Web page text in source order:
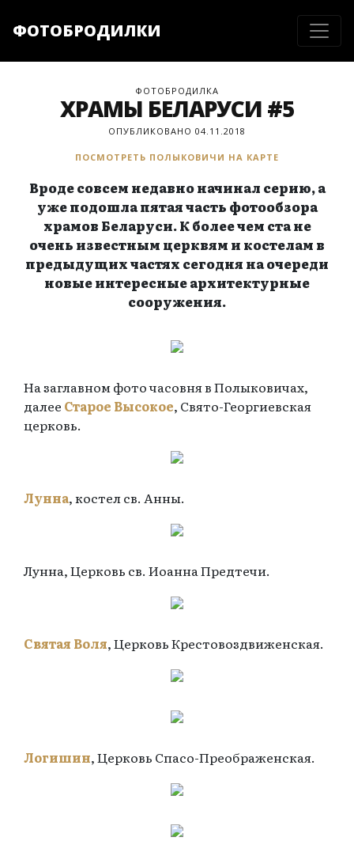
ФОТОБРОДИЛКИ
ФОТОБРОДИЛКА
ХРАМЫ БЕЛАРУСИ #5
ОПУБЛИКОВАНО 04.11.2018
ПОСМОТРЕТЬ ПОЛЫКОВИЧИ НА КАРТЕ
Вроде совсем недавно начинал серию, а
уже подошла пятая часть фотообзора
храмов Беларуси. К более чем ста не
очень известным церквям и костелам в
предыдущих частях сегодня на очереди
новые интересные архитектурные
сооружения.
На заглавном фото часовня в Полыковичах,
далее Старое Высокое, Свято-Георгиевская
церковь.
Лунна, костел св. Анны.
Лунна, Церковь св. Иоанна Предтечи.
Святая Воля, Церковь Крестовоздвиженская.
Логишин, Церковь Спасо-Преображенская.